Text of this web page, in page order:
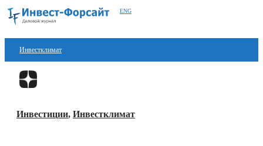
ENG
Инвестклимат
Финансы
Блокчейн
Инвестиции, Инвестклимат